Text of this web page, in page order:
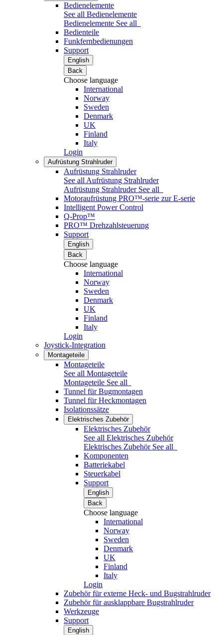
Bedienelemente
See all Bedienelemente
Bedienelemente See all
Bedienteile
Funkfernbedienungen
Support
English
Back
Choose language
International
Norway
Sweden
Denmark
UK
Finland
Italy
Login
Aufrüstung Strahlruder
Aufrüstung Strahlruder
See all Aufrüstung Strahlruder
Aufrüstung Strahlruder See all
Motoraufrüstung PRO™-serie zur E-serie
Intelligent Power Control
Q-Prop™
PRO™ Drehzahlsteuerung
Support
English
Back
Choose language
International
Norway
Sweden
Denmark
UK
Finland
Italy
Login
Joystick-Integration
Montageteile
Montageteile
See all Montageteile
Montageteile See all
Tunnel für Bugmontagen
Tunnel für Heckmontagen
Isolationssätze
Elektrisches Zubehör
Elektrisches Zubehör
See all Elektrisches Zubehör
Elektrisches Zubehör See all
Komponenten
Batteriekabel
Steuerkabel
Support
English
Back
Choose language
International
Norway
Sweden
Denmark
UK
Finland
Italy
Login
Zubehör für externe Heck- und Bugstrahlruder
Zubehör für ausklappbare Bugstrahlruder
Werkzeuge
Support
English